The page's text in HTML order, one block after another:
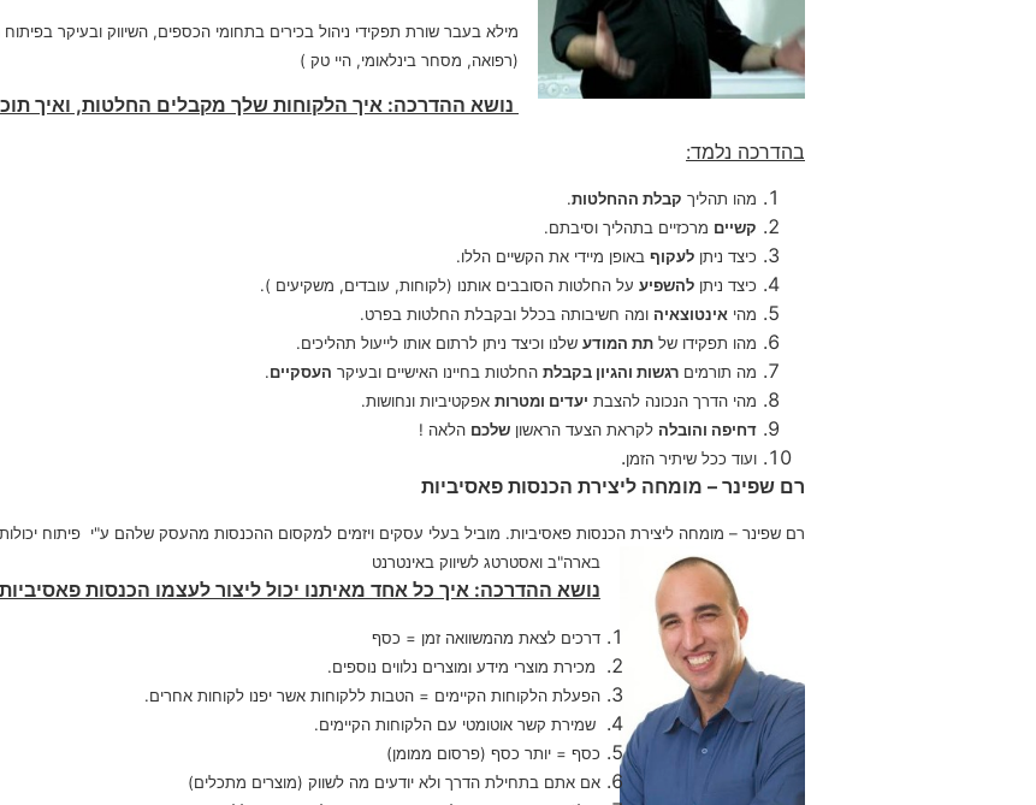
מילא בעבר שורת תפקידי ניהול בכירים בתחומי הכספים, השיווק ובעיקר
(רפואה, מסחר בינלאומי, היי טק )
נושא ההדרכה: איך הלקוחות שלך מקבלים החלטות, ואיך
בהדרכה נלמד:
מהו תהליך קבלת ההחלטות.
קשיים מרכזיים בתהליך וסיבתם.
כיצד ניתן לעקוף באופן מיידי את הקשיים הללו.
כיצד ניתן להשפיע על החלטות הסובבים אותנו (לקוחות, עובדים, משקיעים ).
מהי אינטוצאיה ומה חשיבותה בכלל ובקבלת החלטות בפרט.
מהו תפקידו של תת המודע שלנו וכיצד ניתן לרתום אותו לייעול תהליכים.
מה תורמים רגשות והגיון בקבלת החלטות בחיינו האישיים ובעיקר העסקיים.
מהי הדרך הנכונה להצבת יעדים ומטרות אפקטיביות ונחושות.
דחיפה והובלה לקראת הצעד הראשון שלכם הלאה !
ועוד ככל שיתיר הזמן.
רם שפינר – מומחה ליצירת הכנסות פאסיביות
רם שפינר – מומחה ליצירת הכנסות פאסיביות. מוביל בעלי עסקים ויזמים למקסום ההכנסות מהעסק שלהם ע"י פיתוח
בארה"ב ואסטרטג לשיווק באינטרנט
נושא ההדרכה: איך כל אחד מאיתנו יכול ליצור לעצמו הכנסות
דרכים לצאת מהמשוואה זמן = כסף
מכירת מוצרי מידע ומוצרים נלווים נוספים.
הפעלת הלקוחות הקיימים = הטבות ללקוחות אשר יפנו לקוחות אחרים.
שמירת קשר אוטומטי עם הלקוחות הקיימים.
כסף = יותר כסף (פרסום ממומן)
אם אתם בתחילת הדרך ולא יודעים מה לשווק (מוצרים מתכלים)